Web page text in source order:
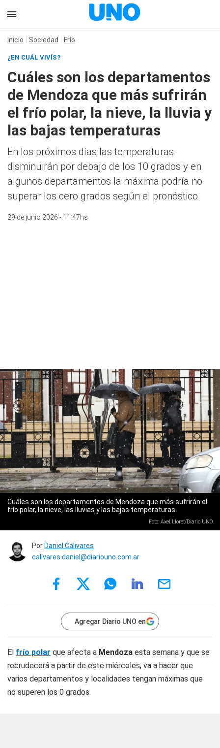
Inicio Sociedad Frío
¿EN CUÁL VIVÍS?
Cuáles son los departamentos
de Mendoza que más sufrirán
el frío polar, la nieve, la lluvia y
las bajas temperaturas
En los próximos días las temperaturas
disminuirán por debajo de los 10 grados y en
algunos departamentos la máxima podría no
superar los cero grados según el pronóstico
29 de junio 2026 - 11:47hs
Cuáles son los departamentos de Mendoza que más sufrirán el
frío polar, la nieve, las lluvias y las bajas temperaturas
Foto: Axel Lloret/Diario UNO
Por Daniel Calivares
calivares.daniel@diariouno.com.ar
Agregar Diario UNO en
El frío polar que afecta a Mendoza esta semana y que se
recrudecerá a partir de este miércoles, va a hacer que
varios departamentos y localidades tengan máximas que
no superen los 0 grados.